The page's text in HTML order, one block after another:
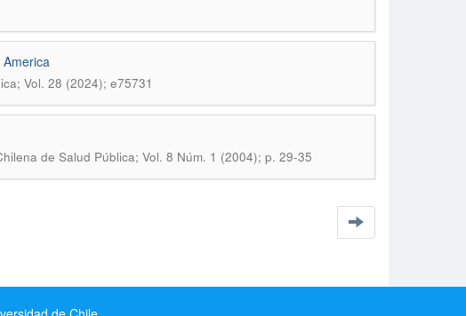
Vol. 28 (2024); e75731
de Salud Pública; Vol. 8 Núm. 1 (2004); p. 29-35